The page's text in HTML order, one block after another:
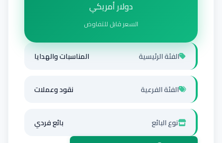
دولار أمريكي
السعر قابل للتفاوض
الفئة الرئيسية المناسبات والهدايا
الفئة الفرعية نقود وعملات
نوع البائع بائع فردي